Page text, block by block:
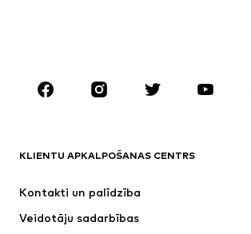
Aksesuāri
Premium
Jaunumi
Šobrīd populāri
KLIENTU APKALPOŠANAS CENTRS
Kontakti un palīdzība
Veidotāju sadarbības